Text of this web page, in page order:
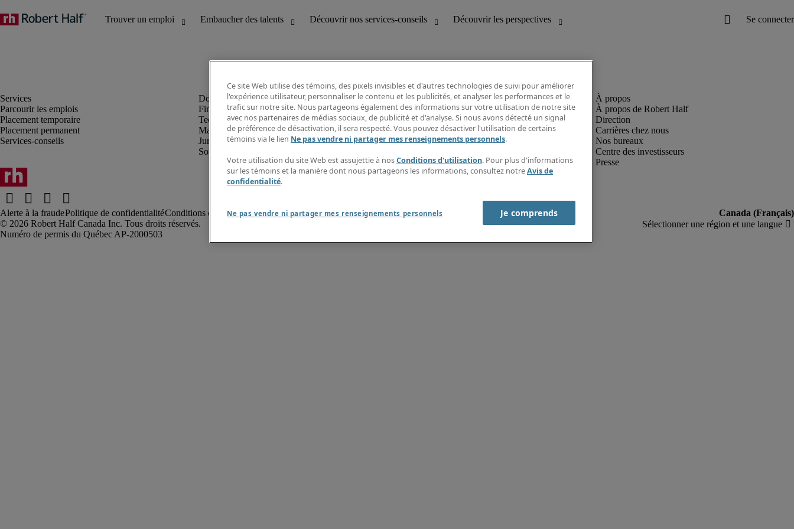
Parcourir les emplois
Placement temporaire
Placement permanent
Services-conseils
Finance et comptabilité
Technologie
Marketing et création
Juridique
Soutien administratif et à la clientèle
Découvrir les perspectives
Répertoire d’emplois
Guide salarial
Rapports de temps
Contactez-nous
À propos de Robert Half
Direction
Carrières chez nous
Nos bureaux
Centre des investisseurs
Presse
Alerte à la fraudePolitique de confidentialitéConditions d’utilisation Rapport sur l'esclavage moderne
Robert Half Canada Inc. Tous droits réservés.
Ce site Web utilise des témoins, des pixels invisibles et d'autres technologies de suivi pour améliorer
l'expérience utilisateur, personnaliser le contenu et les publicités, et analyser les performances et le
trafic sur notre site. Nous partageons également des informations sur votre utilisation de notre site
avec nos partenaires de médias sociaux, de publicité et d'analyse. Si nous avons détecté un signal
de préférence de désactivation, il sera respecté. Vous pouvez désactiver l'utilisation de certains
témoins via le lien Ne pas vendre ni partager mes renseignements personnels.
Votre utilisation du site Web est assujettie à nosConditions d'utilisation. Pour plus d'informations
sur les témoins et la manière dont nous partageons les informations, consultez notreAvis de
confidentialité.
Ne pas vendre ni partager mes renseignements personnels Je comprends